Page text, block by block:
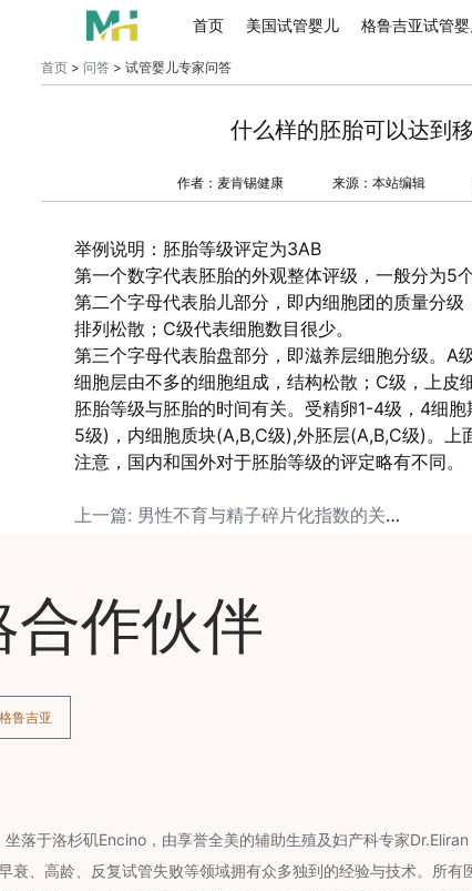
首页 美国试管婴儿 格鲁吉亚试管
首页> 问答 > 试管婴儿专家问答
什么样的胚胎可以达到
作者：麦肯锡健康 来源：本站编辑
举例说明：胚胎等级评定为3AB
第一个数字代表胚胎的外观整体评级，一般分为5
第二个字母代表胎儿部分，即内细胞团的质量分
排列松散；C级代表细胞数目很少。
第三个字母代表胎盘部分，即滋养层细胞分级。A
细胞层由不多的细胞组成，结构松散；C级，上皮
胚胎等级与胚胎的时间有关。受精卵1-4级，4细
5级)，内细胞质块(A,B,C级),外胚层(A,B,C级)。上
注意，国内和国外对于胚胎等级的评定略有不同。
上一篇: 男性不育与精子碎片化指数的关系是什么？
作伙伴
落于洛杉矶Encino，由享誉全美的辅助生殖及妇产科专家Dr.Eliran
衰、高龄、反复试管失败等领域拥有众多独到的经验与技术。所有
格鲁吉亚